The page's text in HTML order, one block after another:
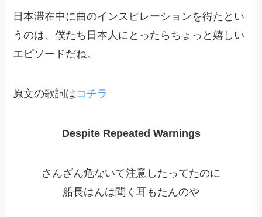
日本滞在中に曲のインスピレーションを得たとい
うのは、僕たち日本人にとったらちょっと嬉しい
エピソードだね。
原文の歌詞はコチラ
Despite Repeated Warnings
さんざん危ないて注意したってたのに
船長はんは聞く耳もたんのや